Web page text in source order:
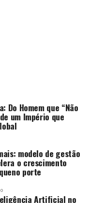
Do Homem que “Não
um Império que
modelo de gestão
o crescimento
porte
Artificial no